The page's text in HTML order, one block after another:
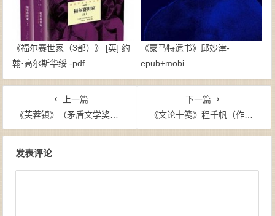
《福尔赛世家（3部）》 [英] 约
翰·高尔斯华绥 -pdf
《蒙马特遗书》邱妙津-
epub+mobi
上一篇
《芙蓉镇》（矛盾文学奖获奖作品）古华（作者）-epub+mobi+azw3
下一篇
《文论十笺》程千帆（作者）-mobi
发表评论